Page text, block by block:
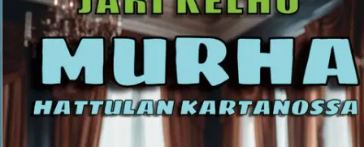
Etu ei koske Suuri‑lisäpalvelulla toimitettavia tuotteita.
Tarkista myymäläsaatavuus